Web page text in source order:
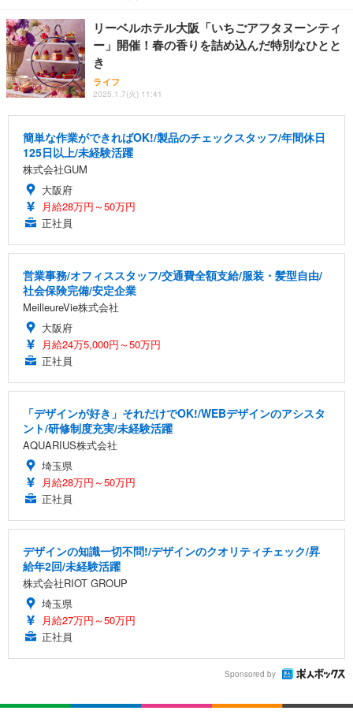
リーベルホテル大阪「いちごアフタヌーンティ
ー」開催！春の香りを詰め込んだ特別なひとと
き
ライフ
2025.1.7(火) 11:41
簡単な作業ができればOK!/製品のチェックスタッフ/年間休日
125日以上/未経験活躍
株式会社GUM
大阪府
月給28万円～50万円
正社員
営業事務/オフィススタッフ/交通費全額支給/服装・髪型自由/
社会保険完備/安定企業
MeilleureVie株式会社
大阪府
月給24万5,000円～50万円
正社員
「デザインが好き」それだけでOK!/WEBデザインのアシスタ
ント/研修制度充実/未経験活躍
AQUARIUS株式会社
埼玉県
月給28万円～50万円
正社員
デザインの知識一切不問!/デザインのクオリティチェック/昇
給年2回/未経験活躍
株式会社RIOT GROUP
埼玉県
月給27万円～50万円
正社員
Sponsored by